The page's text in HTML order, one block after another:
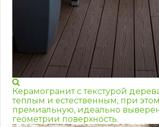
Керамогранит с текстурой
теплым и естественным, при
премиальную, идеально
геометрии поверхность.